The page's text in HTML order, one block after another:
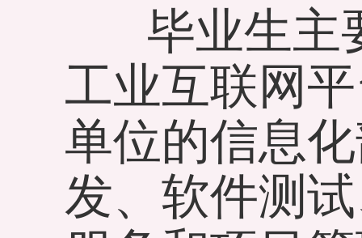
毕业生主
工业互联网
单位的信息
发、软件测